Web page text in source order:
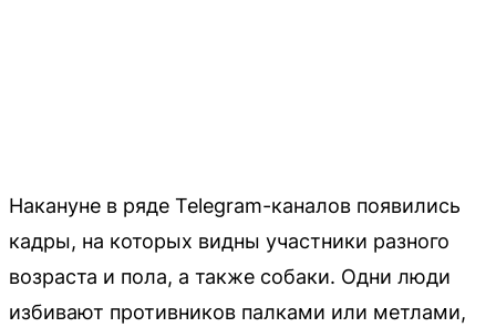
Накануне в ряде Telegram-каналов появились
кадры, на которых видны участники разного
возраста и пола, а также собаки. Одни люди
избивают противников палками или метлами,